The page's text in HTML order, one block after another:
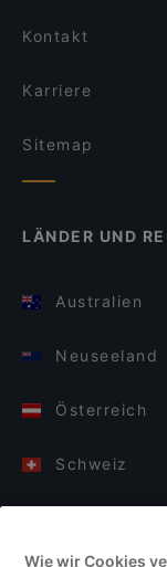
Kontakt
Karriere
Sitemap
LÄNDER UND
Australien
Neuseeland
Österreich
Schweiz
Wie wir Cookies